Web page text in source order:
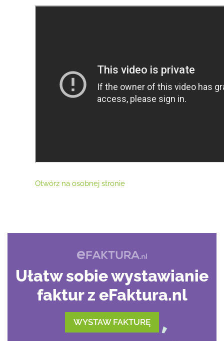
Otwórz na osobnej stronie
Ułatw sobie wystawianie
faktur z eFaktura.nl
WYSTAW FAKTURĘ